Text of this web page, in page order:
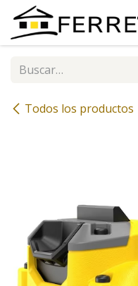
Ir al contenido
Todos los productos